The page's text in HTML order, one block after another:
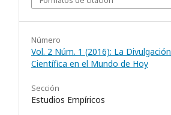
Número
Vol. 2 Núm. 1 (2016): La Divulgación
Científica en el Mundo de Hoy
Sección
Estudios Empíricos